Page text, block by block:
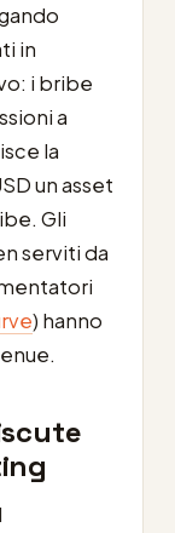
in
i bribe
a
la
un asset
Gli
serviti da
) hanno